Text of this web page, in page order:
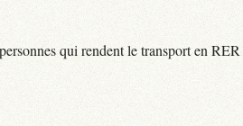
qui rendent le transport en RER